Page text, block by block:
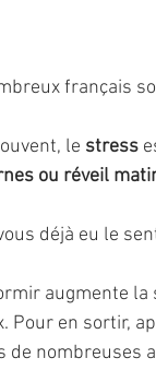
français
le stress
ou réveil
déjà eu le
augmente la
Pour en sortir,
de nombreuses